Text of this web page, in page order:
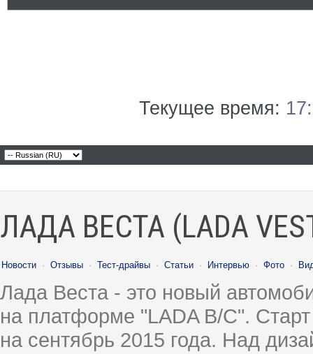
Текущее время:
ЛАДА ВЕСТА (LADA
Новости · Отзывы · Тест-драйвы · Статьи · Интервью · Фото ·
Лада Веста - это новый
на платформе "LADA B/C".
на сентябрь 2015 года. Над